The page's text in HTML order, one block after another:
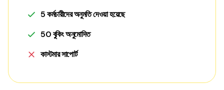
5 কর্মচারীদের অনুমতি দেওয়া হয়েছে
50 বুকিং অনুমোদিত
কাস্টমার সাপোর্ট